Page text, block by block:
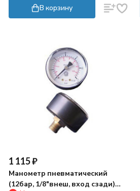
В корзину
1 115₽
Манометр пневматический
(12бар, 1/8"внеш, вход сзади)